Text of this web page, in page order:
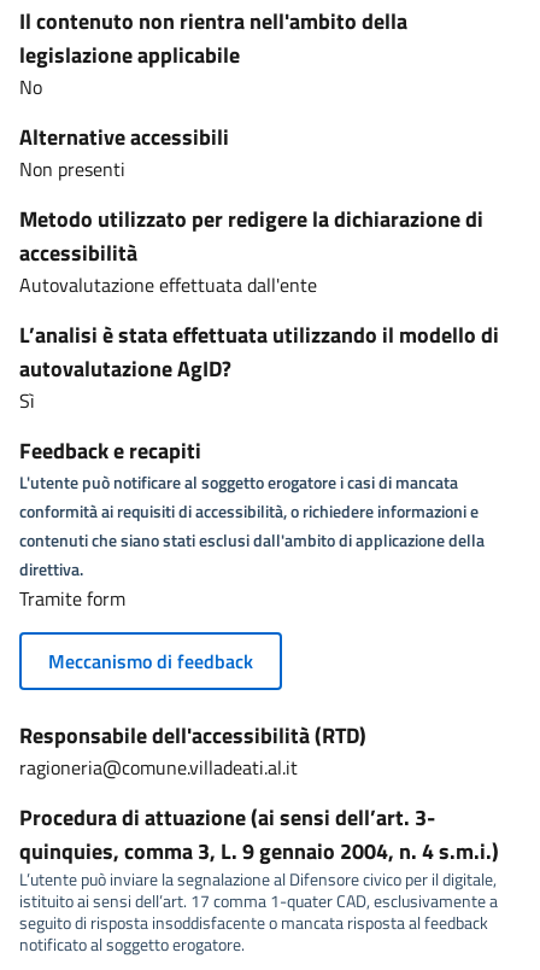
Il contenuto non rientra nell'ambito della
legislazione applicabile
No
Alternative accessibili
Non presenti
Metodo utilizzato per redigere la dichiarazione di
accessibilità
Autovalutazione effettuata dall'ente
L’analisi è stata effettuata utilizzando il modello di
autovalutazione AgID?
Sì
Feedback e recapiti
L'utente può notificare al soggetto erogatore i casi di mancata
conformità ai requisiti di accessibilità, o richiedere informazioni e
contenuti che siano stati esclusi dall'ambito di applicazione della
direttiva.
Tramite form
Meccanismo di feedback
Responsabile dell'accessibilità (RTD)
ragioneria@comune.villadeati.al.it
Procedura di attuazione (ai sensi dell’art. 3-
quinquies, comma 3, L. 9 gennaio 2004, n. 4 s.m.i.)
L’utente può inviare la segnalazione al Difensore civico per il digitale,
istituito ai sensi dell’art. 17 comma 1-quater CAD, esclusivamente a
seguito di risposta insoddisfacente o mancata risposta al feedback
notificato al soggetto erogatore.